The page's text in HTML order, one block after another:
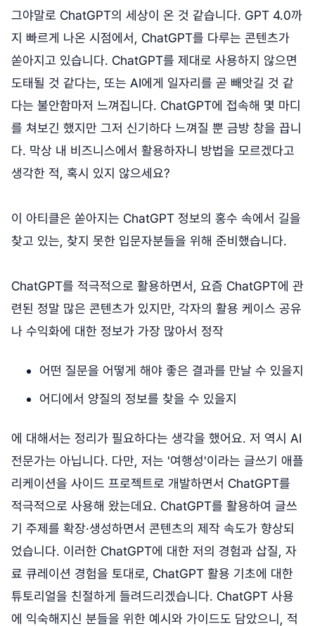
그야말로 ChatGPT의 세상이 온 것 같습니다. GPT 4.0까
지 빠르게 나온 시점에서, ChatGPT를 다루는 콘텐츠가
쏟아지고 있습니다. ChatGPT를 제대로 사용하지 않으면
도태될 것 같다는, 또는 AI에게 일자리를 곧 빼앗길 것 같
다는 불안함마저 느껴집니다. ChatGPT에 접속해 몇 마디
를 쳐보긴 했지만 그저 신기하다 느껴질 뿐 금방 창을 끕니
다. 막상 내 비즈니스에서 활용하자니 방법을 모르겠다고
생각한 적, 혹시 있지 않으세요?
이 아티클은 쏟아지는 ChatGPT 정보의 홍수 속에서 길을
찾고 있는, 찾지 못한 입문자분들을 위해 준비했습니다.
ChatGPT를 적극적으로 활용하면서, 요즘 ChatGPT에 관
련된 정말 많은 콘텐츠가 있지만, 각자의 활용 케이스 공유
나 수익화에 대한 정보가 가장 많아서 정작
어떤 질문을 어떻게 해야 좋은 결과를 만날 수 있을지
어디에서 양질의 정보를 찾을 수 있을지
에 대해서는 정리가 필요하다는 생각을 했어요. 저 역시 AI
전문가는 아닙니다. 다만, 저는 '여행성'이라는 글쓰기 애플
리케이션을 사이드 프로젝트로 개발하면서 ChatGPT를
적극적으로 사용해 왔는데요. ChatGPT를 활용하여 글쓰
기 주제를 확장·생성하면서 콘텐츠의 제작 속도가 향상되
었습니다. 이러한 ChatGPT에 대한 저의 경험과 삽질, 자
료 큐레이션 경험을 토대로, ChatGPT 활용 기초에 대한
튜토리얼을 친절하게 들려드리겠습니다. ChatGPT 사용
에 익숙해지신 분들을 위한 예시와 가이드도 담았으니, 적